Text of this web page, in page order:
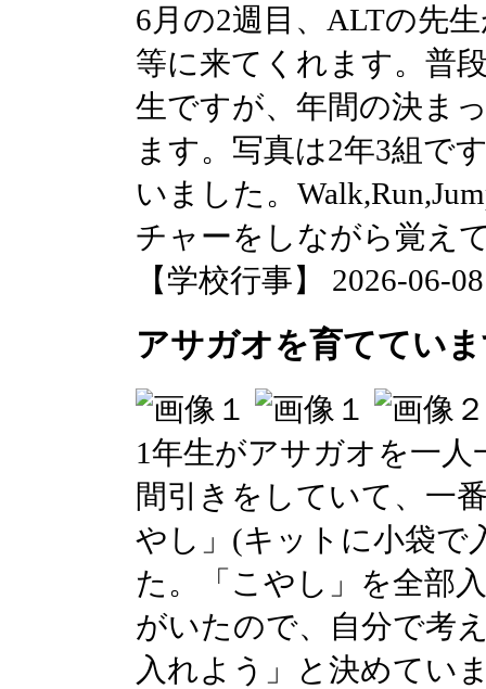
6月の2週目、ALTの先
等に来てくれます。普
生ですが、年間の決ま
ます。写真は2年3組で
いました。
チャーをしながら覚え
【学校行事】 2026-06-
アサガオを育ててい
1年生がアサガオを一
間引きをしていて、一
やし」(キットに小袋で
た。「こやし」を全部
がいたので、自分で考
入れよう」と決めてい